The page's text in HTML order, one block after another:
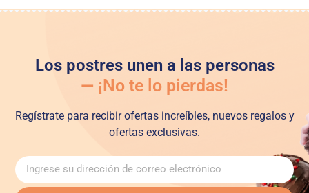
Los postres unen a las personas
— ¡No te lo pierdas!
Regístrate para recibir ofertas increíbles, nuevos regalos y
ofertas exclusivas.